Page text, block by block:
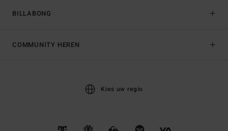
BILLABONG
COMMUNITY HEREN
Kies uw regio